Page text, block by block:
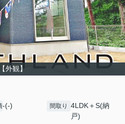
【外観】
-(-) 間取り
4LDK＋S(納
戸)